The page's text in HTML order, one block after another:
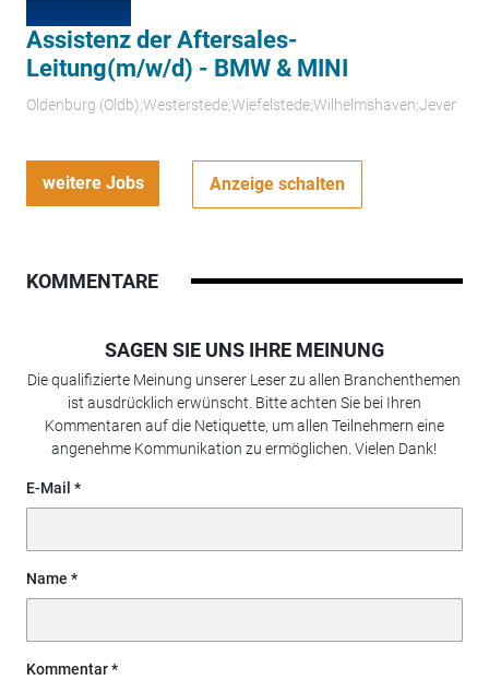
Assistenz der Aftersales-
Leitung(m/w/d) - BMW & MINI
Oldenburg (Oldb);Westerstede;Wiefelstede;Wilhelmshaven;Jever
weitere Jobs Anzeige schalten
KOMMENTARE
SAGEN SIE UNS IHRE MEINUNG
Die qualifizierte Meinung unserer Leser zu allen Branchenthemen
ist ausdrücklich erwünscht. Bitte achten Sie bei Ihren
Kommentaren auf die Netiquette, um allen Teilnehmern eine
angenehme Kommunikation zu ermöglichen. Vielen Dank!
E-Mail
Name
Kommentar